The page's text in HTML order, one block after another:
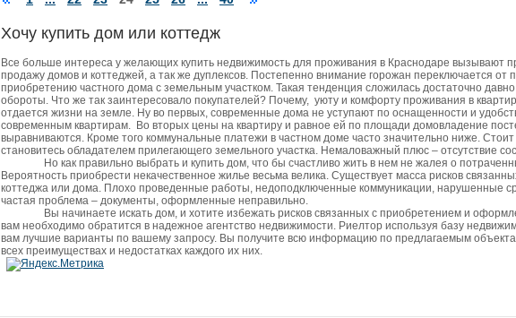
Хочу купить дом или коттедж
Все больше интереса у желающих купить недвижимость для проживания в Краснодаре вызывают
продажу домов и коттеджей, а так же дуплексов. Постепенно внимание горожан переключается от
приобретению частного дома с земельным участком. Такая тенденция сложилась достаточно
обороты. Что же так заинтересовало покупателей? Почему, уюту и комфорту проживания в
отдается жизни на земле. Ну во первых, современные дома не уступают по оснащенности и
современным квартирам. Во вторых цены на квартиру и равное ей по площади домовладение
выравниваются. Кроме того коммунальные платежи в частном доме часто значительно ниже. Стоит
становитесь обладателем прилегающего земельного участка. Немаловажный плюс – отсутствие
Но как правильно выбрать и купить дом, что бы счастливо жить в нем не жалея о
Вероятность приобрести некачественное жилье весьма велика. Существует масса рисков
коттеджа или дома. Плохо проведенные работы, недоподключенные коммуникации, нарушенные
частая проблема – документы, оформленные неправильно.
Вы начинаете искать дом, и хотите избежать рисков связанных с приобретением и
вам необходимо обратится в надежное агентство недвижимости. Риелтор используя базу
вам лучшие варианты по вашему запросу. Вы получите всю информацию по предлагаемым
всех преимуществах и недостатках каждого их них.